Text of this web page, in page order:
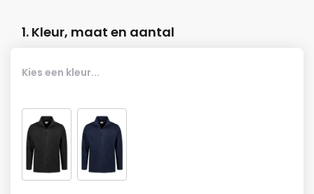
1. Kleur, maat en aantal
Kies een kleur...